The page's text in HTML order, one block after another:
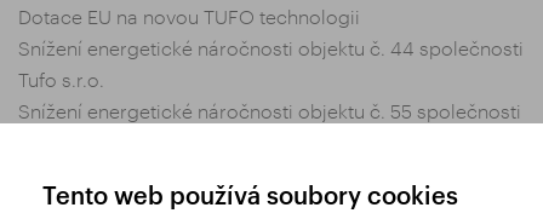
Dotace EU na novou TUFO technologii
Snížení energetické náročnosti objektu č. 44 společnosti
Tufo s.r.o.
Snížení energetické náročnosti objektu č. 55 společnosti
Obchodní podmínky
Tento web používá soubory cookies